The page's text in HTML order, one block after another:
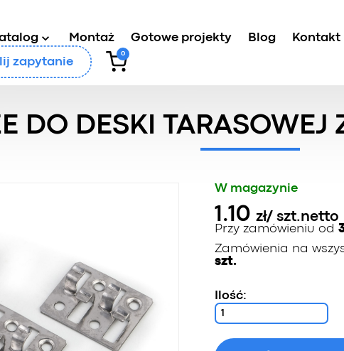
Montaż Gotowe projekty Blog Kontakt
zapytanie
0
/ Wspinacze do deski tarasowej z DPK (ocynkowane)
DO DESKI TARASOWEJ
W magazynie
1.10 zł/ szt.netto
Przy zamówieniu od
Zamówienia na
szt.
Ilość: